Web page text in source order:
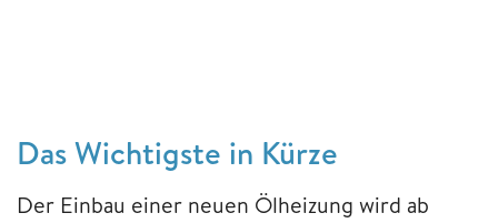
Das Wichtigste in Kürze
Der Einbau einer neuen Ölheizung wird ab